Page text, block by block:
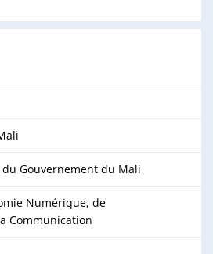
Gouvernement du Mali
Numérique, de
Communication